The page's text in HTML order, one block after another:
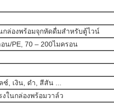
กล่องพร้อมจุกหัดดื่มสำหรับตู้ไวน์
น/PE, 70 – 200ไมครอน
ซ์, เงิน, ดำ, สีสัน ...
ในกล่องพร้อมวาล์ว